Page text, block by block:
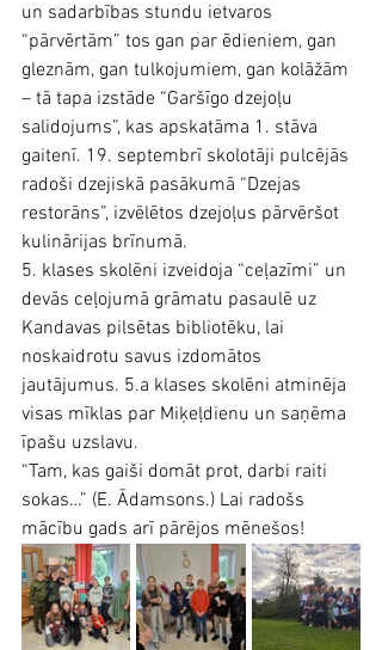
un sadarbības stundu ietvaros
“pārvērtām” tos gan par ēdieniem, gan
gleznām, gan tulkojumiem, gan kolāžām
– tā tapa izstāde “Garšīgo dzejoļu
salidojums”, kas apskatāma 1. stāva
gaitenī. 19. septembrī skolotāji pulcējās
radoši dzejiskā pasākumā “Dzejas
restorāns”, izvēlētos dzejoļus pārvēršot
kulinārijas brīnumā.
5. klases skolēni izveidoja “ceļazīmi” un
devās ceļojumā grāmatu pasaulē uz
Kandavas pilsētas bibliotēku, lai
noskaidrotu savus izdomātos
jautājumus. 5.a klases skolēni atminēja
visas mīklas par Miķeļdienu un saņēma
īpašu uzslavu.
“Tam, kas gaiši domāt prot, darbi raiti
sokas…” (E. Ādamsons.) Lai radošs
mācību gads arī pārējos mēnešos!